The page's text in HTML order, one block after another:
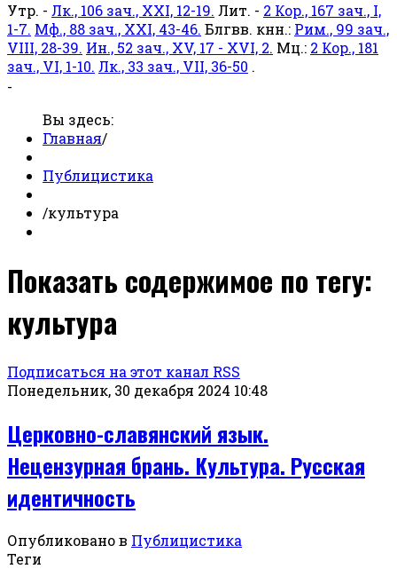
Утр. - Лк., 106 зач., XXI, 12-19. Лит. - 2 Кор., 167 зач., I,
1-7. Мф., 88 зач., XXI, 43-46. Блгвв. кнн.: Рим., 99 зач.,
VIII, 28-39. Ин., 52 зач., XV, 17 - XVI, 2. Мц.: 2 Кор., 181
зач., VI, 1-10. Лк., 33 зач., VII, 36-50 .
-
Вы здесь:
Главная/
Публицистика
/культура
Показать содержимое по тегу:
культура
Подписаться на этот канал RSS
Понедельник, 30 декабря 2024 10:48
Церковно-славянский язык.
Нецензурная брань. Культура. Русская
идентичность
Опубликовано в Публицистика
Теги